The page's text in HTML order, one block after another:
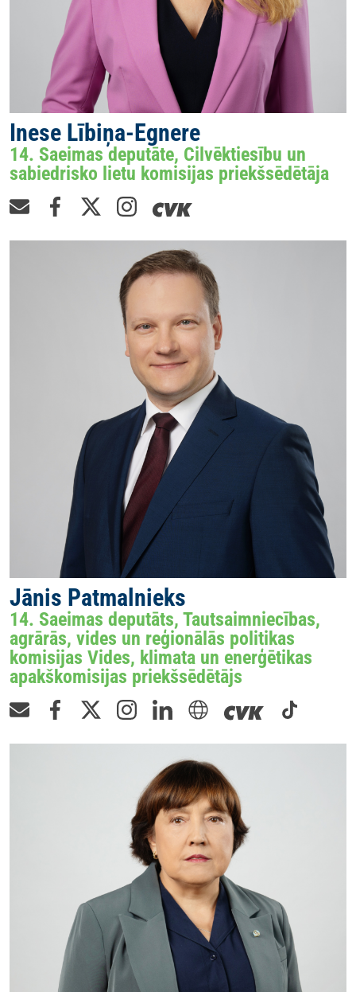
Inese Lībiņa-Egnere
14. Saeimas deputāte, Cilvēktiesību un
sabiedrisko lietu komisijas priekšsēdētāja
Jānis Patmalnieks
14. Saeimas deputāts, Tautsaimniecības,
agrārās, vides un reģionālās politikas
komisijas Vides, klimata un enerģētikas
apakškomisijas priekšsēdētājs